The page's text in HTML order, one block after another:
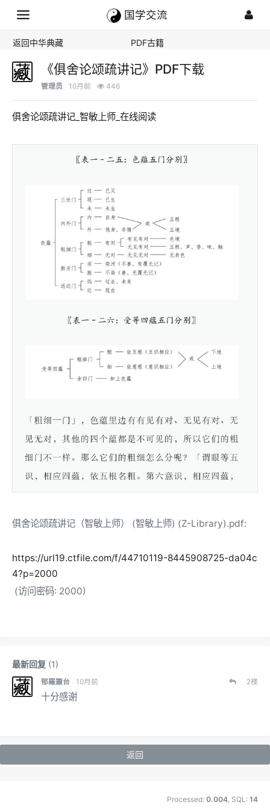
国学交流
返回中华典藏 PDF古籍
《俱舍论颂疏讲记》PDF下载
管理员 10月前 446
俱舍论颂疏讲记_智敏上师_在线阅读
俱舍论颂疏讲记（智敏上师） (智敏上师) (Z-Library).pdf:
https://url19.ctfile.com/f/44710119-8445908725-da04c
4?p=2000
(访问密码: 2000)
最新回复 (1)
郁羅簫台 10月前 2楼
十分感谢
返回
Processed: 0.004, SQL: 14